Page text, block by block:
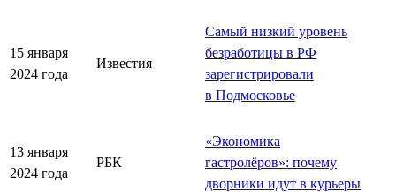
15 января
2024 года
Известия
Самый низкий уровень
безработицы в РФ
зарегистрировали
в Подмосковье
13 января
2024 года
РБК
«Экономика
гастролёров»: почему
дворники идут в курьеры